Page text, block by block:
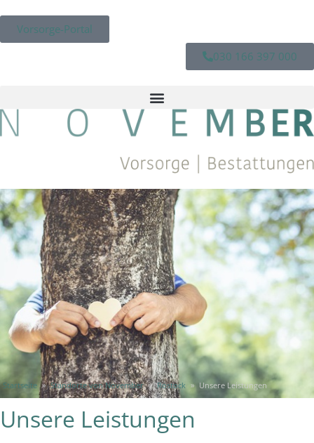
Vorsorge-Portal
030 166 397 000
Startseite » Standorte von November » Rostock » Unsere Leistungen
Unsere Leistungen